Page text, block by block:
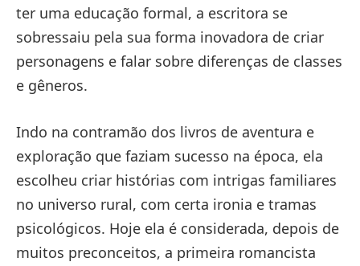
ter uma educação formal, a escritora se
sobressaiu pela sua forma inovadora de criar
personagens e falar sobre diferenças de classes
e gêneros.
Indo na contramão dos livros de aventura e
exploração que faziam sucesso na época, ela
escolheu criar histórias com intrigas familiares
no universo rural, com certa ironia e tramas
psicológicos. Hoje ela é considerada, depois de
muitos preconceitos, a primeira romancista